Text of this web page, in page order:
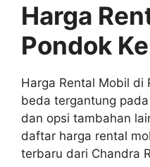
Harga
Pondok
Harga Rental Mobil di
beda tergantung
dan opsi tambahan
daftar harga rental
terbaru dari Chandra